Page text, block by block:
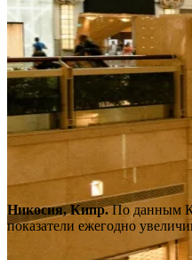
Никосия, Кипр.По данным
показатели ежегодно